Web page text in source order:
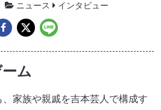
ニュース インタビュー
ム
、家族や親戚を吉本芸人で構成す